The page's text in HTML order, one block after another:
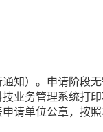
）。申请阶段无
业务管理系统打
请单位公章，按